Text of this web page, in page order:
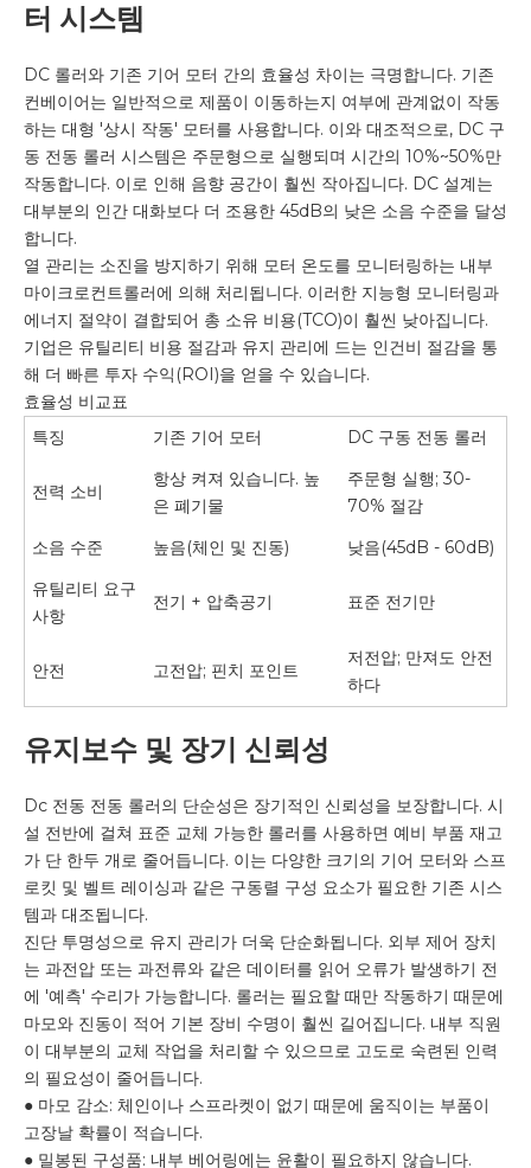
터 시스템
DC 롤러와 기존 기어 모터 간의 효율성 차이는 극명합니다. 기존
컨베이어는 일반적으로 제품이 이동하는지 여부에 관계없이 작동
하는 대형 '상시 작동' 모터를 사용합니다. 이와 대조적으로, DC 구
동 전동 롤러 시스템은 주문형으로 실행되며 시간의 10%~50%만
작동합니다. 이로 인해 음향 공간이 훨씬 작아집니다. DC 설계는
대부분의 인간 대화보다 더 조용한 45dB의 낮은 소음 수준을 달성
합니다.
열 관리는 소진을 방지하기 위해 모터 온도를 모니터링하는 내부
마이크로컨트롤러에 의해 처리됩니다. 이러한 지능형 모니터링과
에너지 절약이 결합되어 총 소유 비용(TCO)이 훨씬 낮아집니다.
기업은 유틸리티 비용 절감과 유지 관리에 드는 인건비 절감을 통
해 더 빠른 투자 수익(ROI)을 얻을 수 있습니다.
효율성 비교표
특징
기존 기어 모터 DC 구동 전동 롤러
전력 소비
항상 켜져 있습니다. 높
은 폐기물
주문형 실행; 30-
70% 절감
소음 수준
높음(체인 및 진동)
낮음(45dB - 60dB)
유틸리티 요구
사항
전기 + 압축공기 표준 전기만
안전 고전압; 핀치 포인트
저전압; 만져도 안전
하다
유지보수 및 장기 신뢰성
Dc 전동 전동 롤러의 단순성은 장기적인 신뢰성을 보장합니다. 시
설 전반에 걸쳐 표준 교체 가능한 롤러를 사용하면 예비 부품 재고
가 단 한두 개로 줄어듭니다. 이는 다양한 크기의 기어 모터와 스프
로킷 및 벨트 레이싱과 같은 구동렬 구성 요소가 필요한 기존 시스
템과 대조됩니다.
진단 투명성으로 유지 관리가 더욱 단순화됩니다. 외부 제어 장치
는 과전압 또는 과전류와 같은 데이터를 읽어 오류가 발생하기 전
에 '예측' 수리가 가능합니다. 롤러는 필요할 때만 작동하기 때문에
마모와 진동이 적어 기본 장비 수명이 훨씬 길어집니다. 내부 직원
이 대부분의 교체 작업을 처리할 수 있으므로 고도로 숙련된 인력
의 필요성이 줄어듭니다.
● 마모 감소: 체인이나 스프라켓이 없기 때문에 움직이는 부품이
고장날 확률이 적습니다.
● 밀봉된 구성품: 내부 베어링에는 윤활이 필요하지 않습니다.